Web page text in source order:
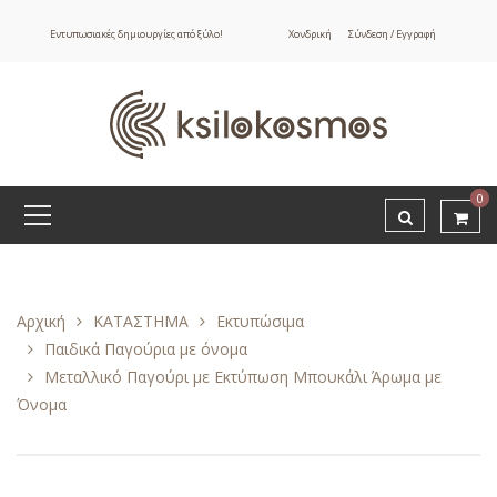
Εντυπωσιακές δημιουργίες από ξύλο! Χονδρική Σύνδεση / Εγγραφή
0
Αρχική ΚΑΤΑΣΤΗΜΑ
Εκτυπώσιμα
Παιδικά Παγούρια με όνομα
Μεταλλικό Παγούρι με Εκτύπωση Μπουκάλι Άρωμα με
Όνομα